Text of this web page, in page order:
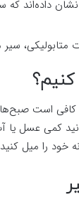
متابولیکی،
کنیم؟
است صبح‌ها
کمی عسل